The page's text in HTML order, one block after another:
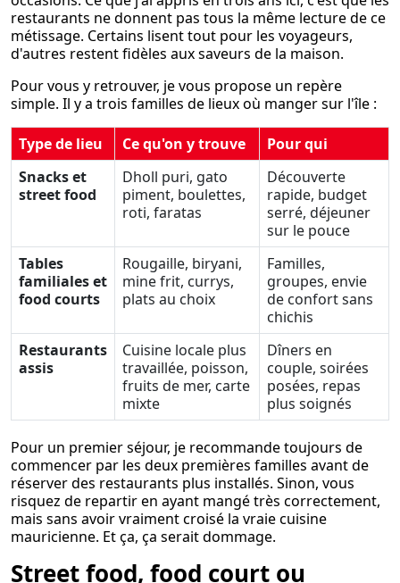
restaurants ne donnent pas tous la même lecture de ce
métissage. Certains lisent tout pour les voyageurs,
d'autres restent fidèles aux saveurs de la maison.
Pour vous y retrouver, je vous propose un repère
simple. Il y a trois familles de lieux où manger sur l'île :
Type de lieu Ce qu'on y trouve
Pour qui
Snacks et
street food
Dholl puri, gato
piment, boulettes,
roti, faratas
Découverte
rapide, budget
serré, déjeuner
sur le pouce
Tables
familiales et
food courts
Rougaille, biryani,
mine frit, currys,
plats au choix
Familles,
groupes, envie
de confort sans
chichis
Restaurants
assis
Cuisine locale plus
travaillée, poisson,
fruits de mer, carte
mixte
Dîners en
couple, soirées
posées, repas
plus soignés
Pour un premier séjour, je recommande toujours de
commencer par les deux premières familles avant de
réserver des restaurants plus installés. Sinon, vous
risquez de repartir en ayant mangé très correctement,
mais sans avoir vraiment croisé la vraie cuisine
mauricienne. Et ça, ça serait dommage.
Street food, food court ou